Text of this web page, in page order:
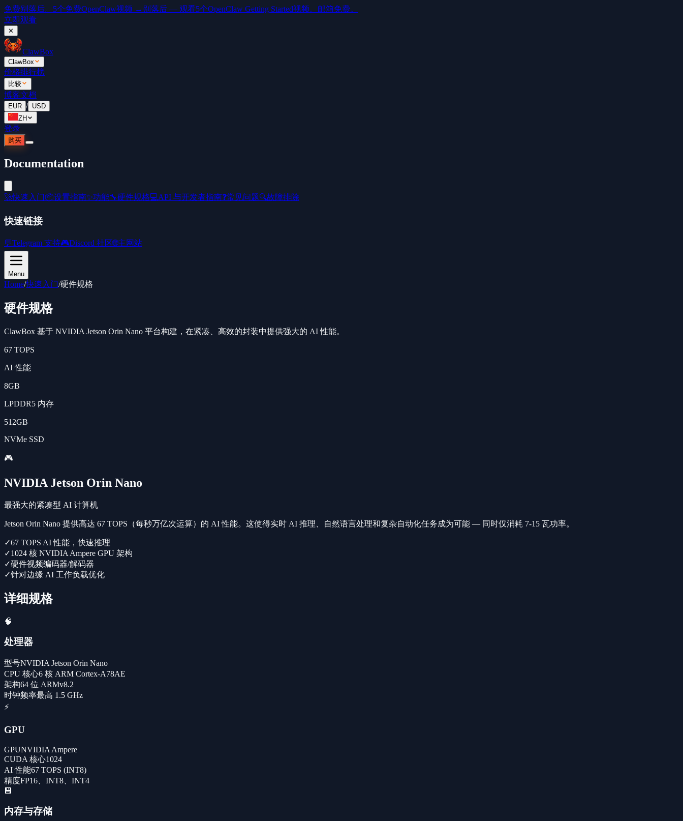
免费别落后。5个免费OpenClaw视频 → 别落后 — 观看5个OpenClaw Getting Started视频。邮箱免费。
立即观看
✕
ClawBox
ClawBox
价格排行榜
比较
博客文档
EUR / USD
ZH
登录
购买
Documentation
🚀快速入门📦设置指南✨功能🔧硬件规格💻API 与开发者指南❓常见问题🔍故障排除
快速链接
💬Telegram 支持🎮Discord 社区🌐主网站
Menu
Home/快速入门/硬件规格
硬件规格
ClawBox 基于 NVIDIA Jetson Orin Nano 平台构建，在紧凑、高效的封装中提供强大的 AI 性能。
67 TOPS
AI 性能
8GB
LPDDR5 内存
512GB
NVMe SSD
🎮
NVIDIA Jetson Orin Nano
最强大的紧凑型 AI 计算机
Jetson Orin Nano 提供高达 67 TOPS（每秒万亿次运算）的 AI 性能。这使得实时 AI 推理、自然语言处理和复杂自动化任务成为可能 — 同时仅消耗 7-15 瓦功率。
✓67 TOPS AI 性能，快速推理
✓1024 核 NVIDIA Ampere GPU 架构
✓硬件视频编码器/解码器
✓针对边缘 AI 工作负载优化
详细规格
🧠
处理器
型号NVIDIA Jetson Orin Nano
CPU 核心6 核 ARM Cortex-A78AE
架构64 位 ARMv8.2
时钟频率最高 1.5 GHz
⚡
GPU
GPUNVIDIA Ampere
CUDA 核心1024
AI 性能67 TOPS (INT8)
精度FP16、INT8、INT4
💾
内存与存储